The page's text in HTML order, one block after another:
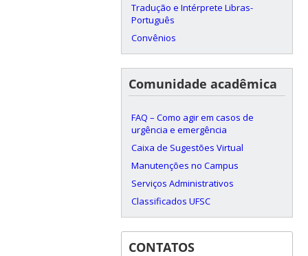
Tradução e Intérprete Libras-
Português
Convênios
Comunidade acadêmica
FAQ – Como agir em casos de
urgência e emergência
Caixa de Sugestões Virtual
Manutenções no Campus
Serviços Administrativos
Classificados UFSC
CONTATOS